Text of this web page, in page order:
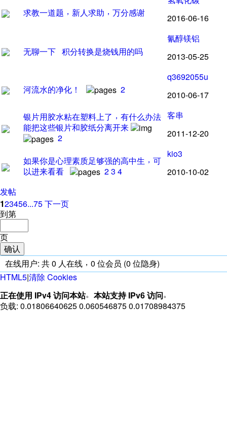
求教一道题 ， 新人求助 ， 万分感谢
2016-06-16
无聊一下 积分转换是烧钱用的吗
氰醇镁铝
2013-05-25
河流水的净化 ！ 2
q3692055u
2010-06-17
银片用胶水粘在塑料上了 ， 有什么办法
能把这些银片和胶纸分离开来
2
客串
2011-12-20
如果你是心理素质足够强的高中生 ， 可
以进来看看
23 4
kio3
2010-10-02
发帖
123456...75下一页
到第
页
确认
在线用户: 共0 人在线 ， 0 位会员 (0 位隐身)
HTML5|清除 Cookies
正在使用 IPv4 访问本站。 本站支持 IPv6 访问。
负载: 0.01806640625 0.060546875 0.01708984375